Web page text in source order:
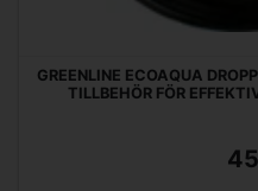
GREENLINE ECOAQUA
TILLBEHÖR FÖR